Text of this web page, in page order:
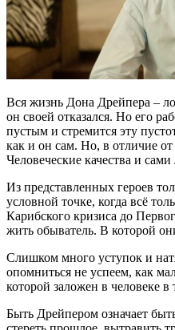
Вся жизнь Дона Дрейпера –
он своей отказался. Но его
пустым и стремится эту
как и он сам. Но, в отличие
Человеческие качества и
Из представленных героев
условной точке, когда всё
Карибского кризиса до
жить обыватель. В которой
Слишком много уступок и
опомниться не успеем, как
которой заложен в человеке
Быть Дрейпером означает